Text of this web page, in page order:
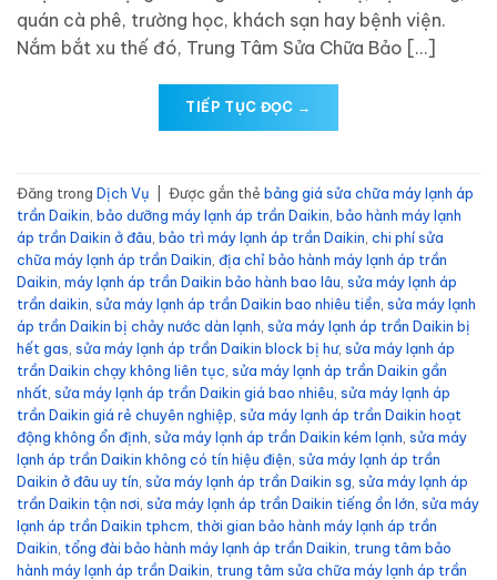
quán cà phê, trường học, khách sạn hay bệnh viện.
Nắm bắt xu thế đó, Trung Tâm Sửa Chữa Bảo […]
TIẾP TỤC ĐỌC →
Đăng trong Dịch Vụ Được gắn thẻ bảng giá sửa chữa máy lạnh áp
trần Daikin bảo dưỡng máy lạnh áp trần Daikin bảo hành máy lạnh
áp trần Daikin ở đâu bảo trì máy lạnh áp trần Daikin chi phí sửa
chữa máy lạnh áp trần Daikin địa chỉ bảo hành máy lạnh áp trần
Daikin máy lạnh áp trần Daikin bảo hành bao lâu sửa máy lạnh áp
trần daikin sửa máy lạnh áp trần Daikin bao nhiêu tiền sửa máy lạnh
áp trần Daikin bị chảy nước dàn lạnh sửa máy lạnh áp trần Daikin bị
hết gas sửa máy lạnh áp trần Daikin block bị hư, sửa máy lạnh áp
trần Daikin chạy không liên tục sửa máy lạnh áp trần Daikin gần
nhất sửa máy lạnh áp trần Daikin giá bao nhiêu sửa máy lạnh áp
trần Daikin giá rẻ chuyên nghiệp sửa máy lạnh áp trần Daikin hoạt
động không ổn định sửa máy lạnh áp trần Daikin kém lạnh sửa máy
lạnh áp trần Daikin không có tín hiệu điện sửa máy lạnh áp trần
Daikin ở đâu uy tín sửa máy lạnh áp trần Daikin sg sửa máy lạnh áp
trần Daikin tận nơi sửa máy lạnh áp trần Daikin tiếng ồn lớn sửa máy
lạnh áp trần Daikin tphcm thời gian bảo hành máy lạnh áp trần
Daikin tổng đài bảo hành máy lạnh áp trần Daikin trung tâm bảo
hành máy lạnh áp trần Daikin trung tâm sửa chữa máy lạnh áp trần